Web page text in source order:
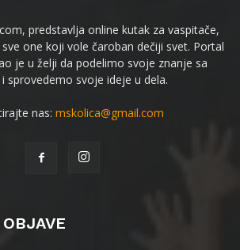
predstavlja online kutak za vaspitače,
one koji vole čaroban dečiji svet. Portal
je u želji da podelimo svoje znanje sa
sprovedemo svoje ideje u dela.
nas: mskolica@gmail.com